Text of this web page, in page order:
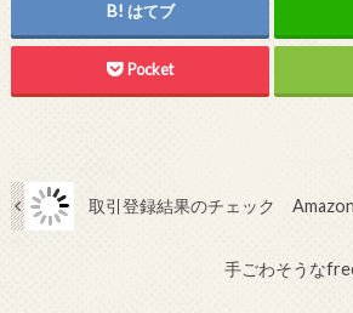
はてブ
Pocket
取引登録結果のチェック Amazon
手ごわそうな